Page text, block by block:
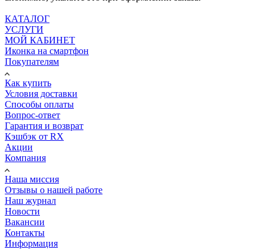
КАТАЛОГ
УСЛУГИ
МОЙ КАБИНЕТ
Иконка на смартфон
Покупателям
Как купить
Условия доставки
Способы оплаты
Вопрос-ответ
Гарантия и возврат
Кэшбэк от RX
Акции
Компания
Наша миссия
Отзывы о нашей работе
Наш журнал
Новости
Вакансии
Контакты
Информация